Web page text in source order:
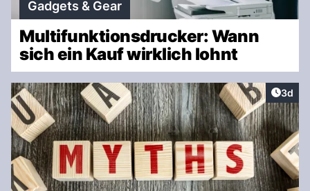
Gadgets & Gear
Multifunktionsdrucker: Wann
sich ein Kauf wirklich lohnt
3d